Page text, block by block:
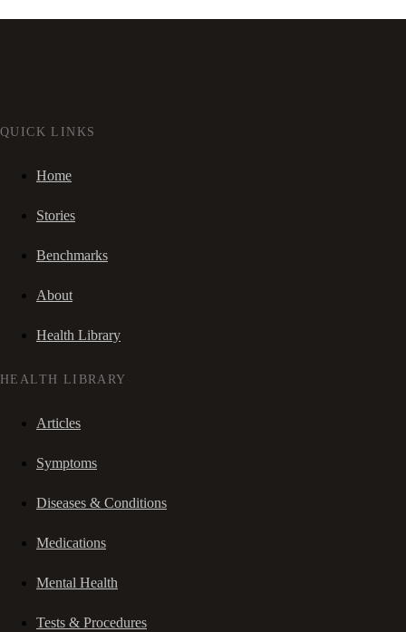
QUICK LINKS
Home
Stories
Benchmarks
About
Health Library
HEALTH LIBRARY
Articles
Symptoms
Diseases & Conditions
Medications
Mental Health
Tests & Procedures